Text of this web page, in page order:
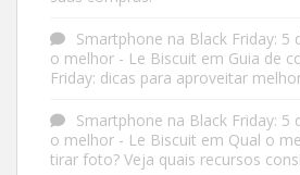
Smartphone na Black Friday: 5
o melhor - Le Biscuit em Guia de
Friday: dicas para aproveitar
Smartphone na Black Friday: 5
o melhor - Le Biscuit em Qual o
tirar foto? Veja quais recursos